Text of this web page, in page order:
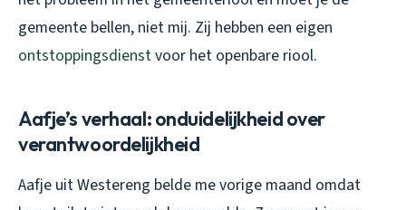
gemeente bellen, niet mij. Zij hebben een eigen
ontstoppingsdienstvoor het openbare riool.
Aafje’s verhaal: onduidelijkheid over
verantwoordelijkheid
Aafje uit Westereng belde me vorige maand omdat